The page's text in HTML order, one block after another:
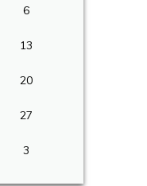
6
13
20
27
3